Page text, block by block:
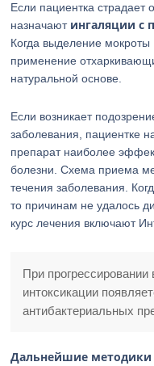
Если пациентка страдает
назначают ингаляции с
Когда выделение мокроты
применение
натуральной основе.
Если возникает
заболевания, пациентке
препарат наиболее
болезни. Схема приема
течения заболевания.
то причинам не удалось
курс лечения включают
При прогрессировании
интоксикации
антибактериальных
Дальнейшие методики